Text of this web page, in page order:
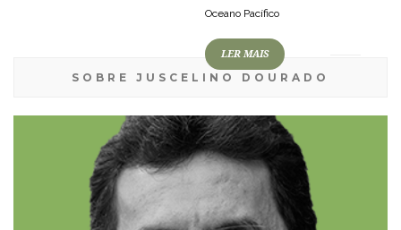
Oceano Pacífico
LER MAIS
SOBRE JUSCELINO DOURADO